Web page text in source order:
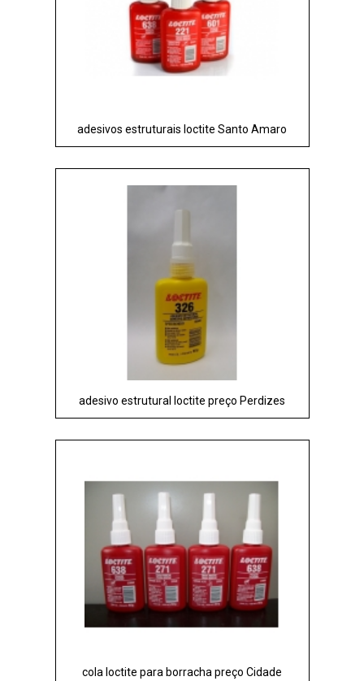
adesivos estruturais loctite Santo Amaro
adesivo estrutural loctite preço Perdizes
cola loctite para borracha preço Cidade